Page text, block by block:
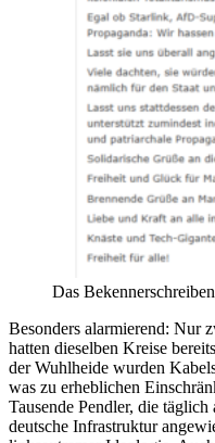
Das
Besonders alarmierend: Nur
hatten dieselben Kreise
der Wuhlheide wurden
was zu erheblichen
Tausende Pendler, die täglich
deutsche Infrastruktur